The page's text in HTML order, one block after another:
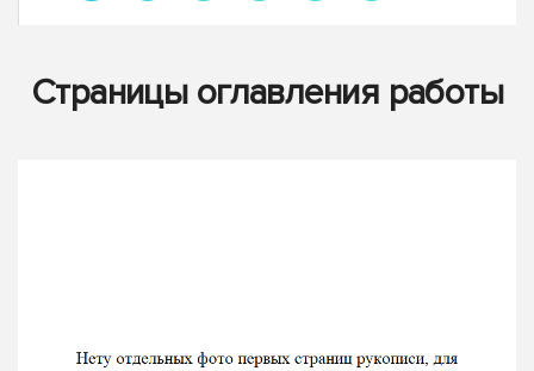
Страницы оглавления работы